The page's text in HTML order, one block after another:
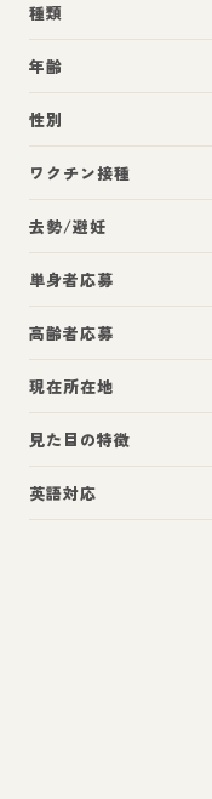
種類
年齢
性別
ワクチン接種
去勢/避妊
単身者応募
高齢者応募
現在所在地
見た目の特徴
英語対応